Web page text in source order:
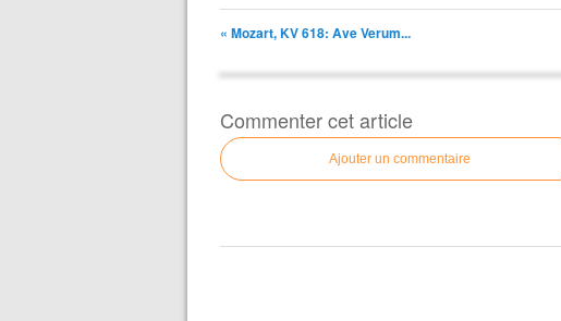
« Mozart, KV 618: Ave Verum...
Commenter cet article
Ajouter un commentaire